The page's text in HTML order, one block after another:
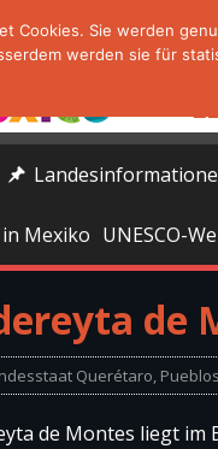
Mexiko UNESCO-
de
Querétaro,
de Montes liegt im
Cookies. Sie werden
werden sie für